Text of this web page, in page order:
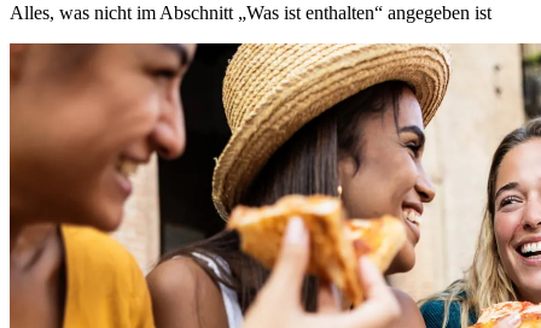
Alles, was nicht im Abschnitt „Was ist enthalten“ angegeben ist